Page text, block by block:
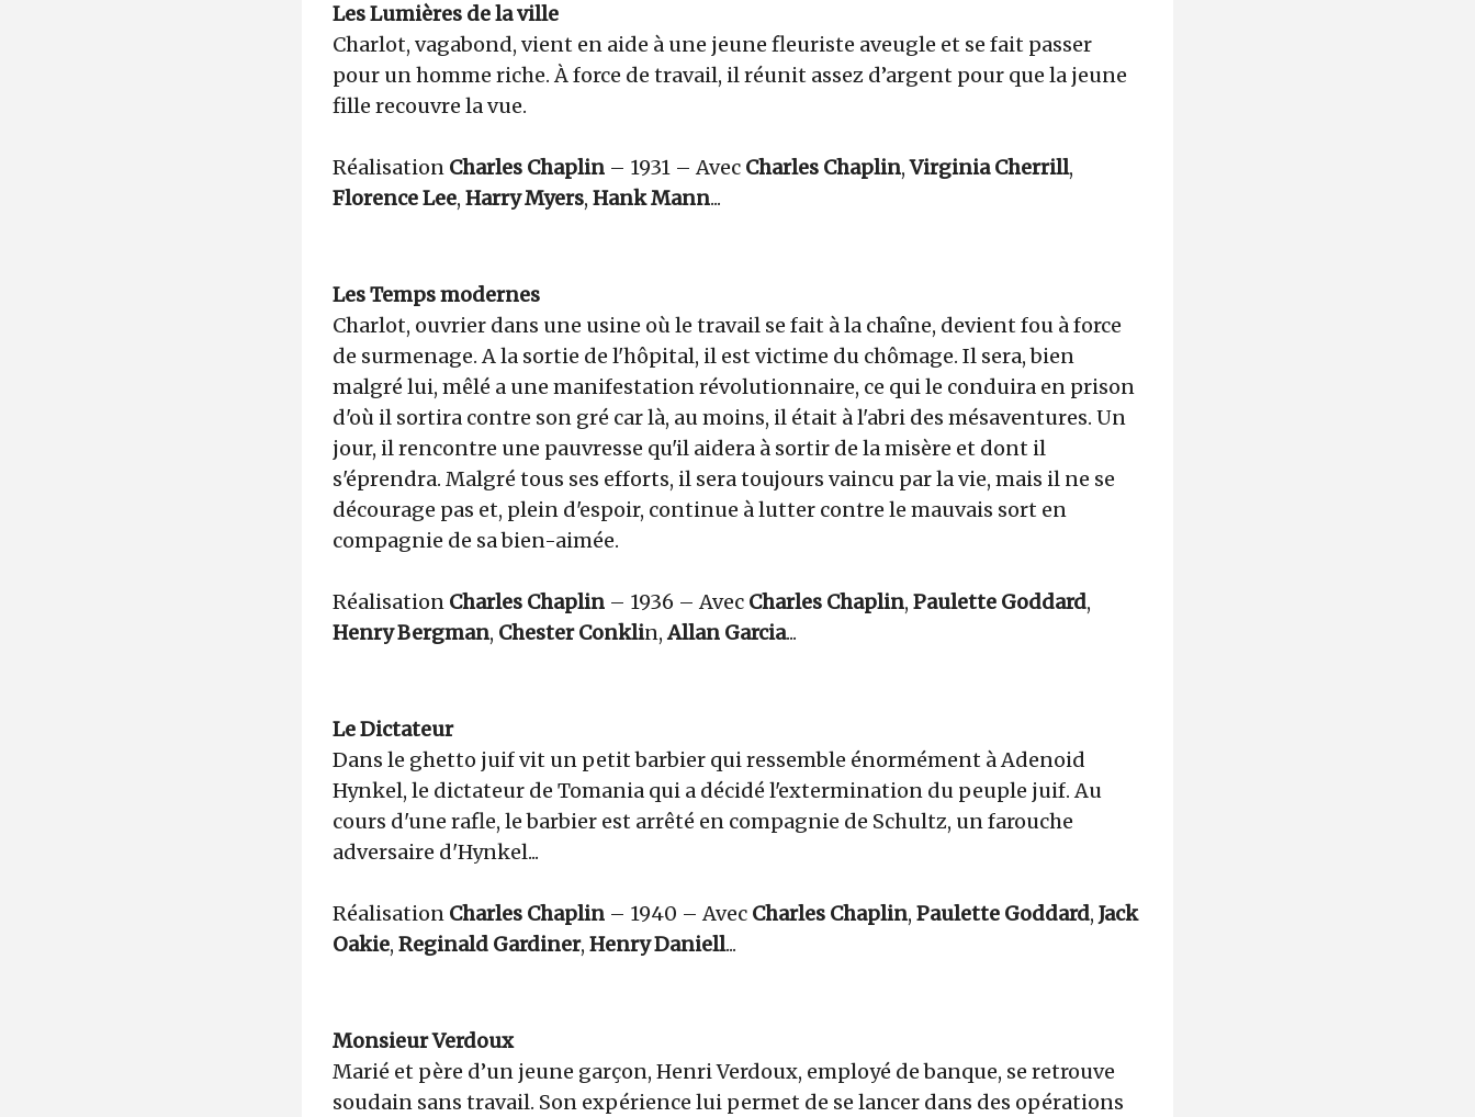
Les Lumières de la ville
Charlot, vagabond, vient en aide à une jeune fleuriste aveugle et se fait passer
pour un homme riche. À force de travail, il réunit assez d’argent pour que la jeune
fille recouvre la vue.
Réalisation Charles Chaplin – 1931 – Avec Charles Chaplin,Virginia Cherrill,
Florence Lee, Harry Myers, Hank Mann...
Les Temps modernes
Charlot, ouvrier dans une usine où le travail se fait à la chaîne, devient fou à force
de surmenage. A la sortie de l'hôpital, il est victime du chômage. Il sera, bien
malgré lui, mêlé a une manifestation révolutionnaire, ce qui le conduira en prison
d'où il sortira contre son gré car là, au moins, il était à l'abri des mésaventures. Un
jour, il rencontre une pauvresse qu'il aidera à sortir de la misère et dont il
s'éprendra. Malgré tous ses efforts, il sera toujours vaincu par la vie, mais il ne se
décourage pas et, plein d'espoir, continue à lutter contre le mauvais sort en
compagnie de sa bien-aimée.
Réalisation Charles Chaplin – 1936 – Avec Charles Chaplin, Paulette Goddard,
Henry Bergman, Chester Conklin,Allan Garcia...
Le Dictateur
Dans le ghetto juif vit un petit barbier qui ressemble énormément à Adenoid
Hynkel, le dictateur de Tomania qui a décidé l'extermination du peuple juif. Au
cours d'une rafle, le barbier est arrêté en compagnie de Schultz, un farouche
adversaire d'Hynkel...
Réalisation Charles Chaplin – 1940 – Avec Charles Chaplin, Paulette Goddard, Jack
Oakie, Reginald Gardiner, Henry Daniell...
Monsieur Verdoux
Marié et père d’un jeune garçon, Henri Verdoux, employé de banque, se retrouve
soudain sans travail. Son expérience lui permet de se lancer dans des opérations